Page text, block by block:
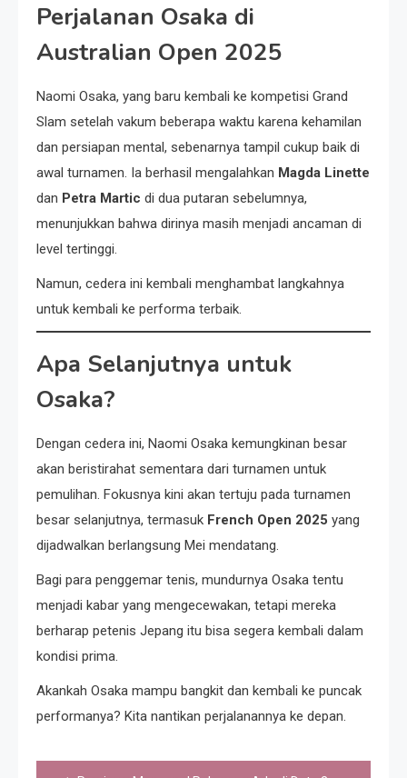
Perjalanan Osaka di
Australian Open 2025
Naomi Osaka, yang baru kembali ke kompetisi Grand
Slam setelah vakum beberapa waktu karena kehamilan
dan persiapan mental, sebenarnya tampil cukup baik di
awal turnamen. Ia berhasil mengalahkan Magda Linette
dan Petra Martic di dua putaran sebelumnya,
menunjukkan bahwa dirinya masih menjadi ancaman di
level tertinggi.
Namun, cedera ini kembali menghambat langkahnya
untuk kembali ke performa terbaik.
Apa Selanjutnya untuk
Osaka?
Dengan cedera ini, Naomi Osaka kemungkinan besar
akan beristirahat sementara dari turnamen untuk
pemulihan. Fokusnya kini akan tertuju pada turnamen
besar selanjutnya, termasuk French Open 2025 yang
dijadwalkan berlangsung Mei mendatang.
Bagi para penggemar tenis, mundurnya Osaka tentu
menjadi kabar yang mengecewakan, tetapi mereka
berharap petenis Jepang itu bisa segera kembali dalam
kondisi prima.
Akankah Osaka mampu bangkit dan kembali ke puncak
performanya? Kita nantikan perjalanannya ke depan.